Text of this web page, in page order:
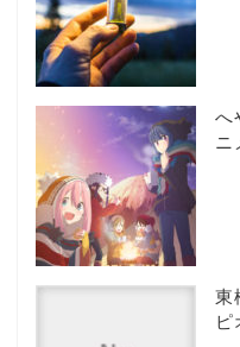
へ
ニ
東
ピ